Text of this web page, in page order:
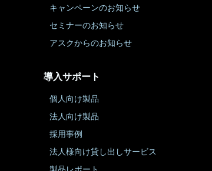
キャンペーンのお知らせ
セミナーのお知らせ
アスクからのお知らせ
導入サポート
個人向け製品
法人向け製品
採用事例
法人様向け貸し出しサービス